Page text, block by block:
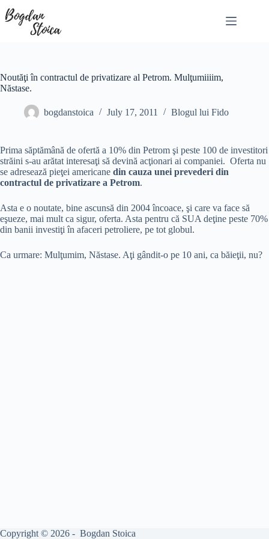
to
content
Noutăţi în contractul de privatizare al Petrom. Mulţumiiiim,
Năstase.
bogdanstoica July 17, 2011 Blogul lui Fido
Prima săptămână de ofertă a 10% din Petrom şi peste 100 de investitori
străini s-au arătat interesaţi să devină acţionari ai companiei. Oferta nu
se adresează pieţei americane din cauza unei prevederi din
contractul de privatizare a Petrom.
Asta e o noutate, bine ascunsă din 2004 încoace, şi care va face să
eşueze, mai mult ca sigur, oferta. Asta pentru că SUA deţine peste 70%
din banii investiţi în afaceri petroliere, pe tot globul.
Ca urmare: Mulţumim, Năstase. Aţi gândit-o pe 10 ani, ca băieţii, nu?
Copyright © 2026 - Bogdan Stoica